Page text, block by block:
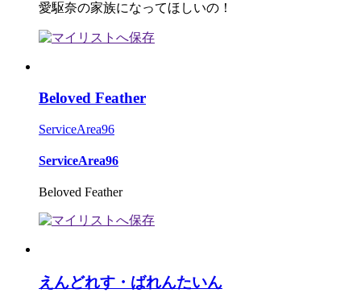
愛駆奈の家族になってほしいの！
Beloved Feather
ServiceArea96
ServiceArea96
Beloved Feather
えんどれす・ばれんたいん